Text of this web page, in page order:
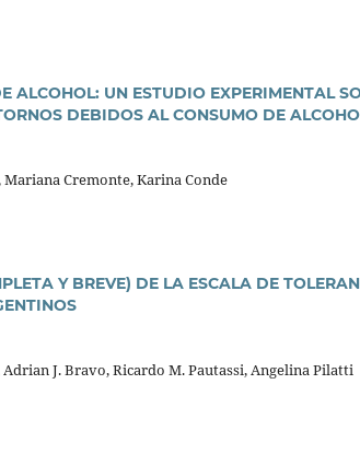
ALCOHOL: UN ESTUDIO EXPERIMENTAL
DEBIDOS AL CONSUMO DE
Cremonte, Karina Conde
Y BREVE) DE LA ESCALA DE
J. Bravo, Ricardo M. Pautassi, Angelina Pilatti